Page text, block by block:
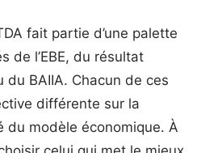
fait partie d’une palette
de l’EBE, du résultat
du BAIIA. Chacun de ces
différente sur la
du modèle économique. À